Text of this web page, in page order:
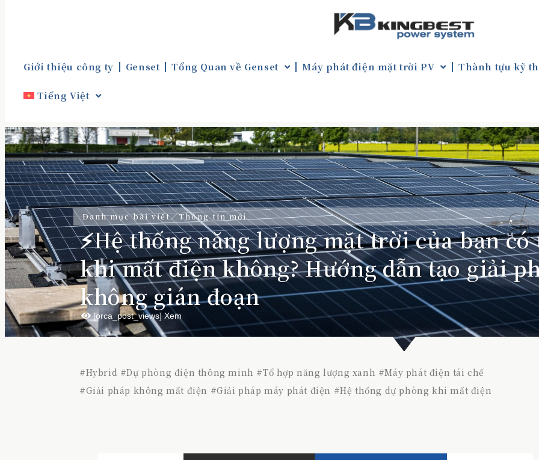
Giới thiệu công ty Genset Tổng Quan về Genset Máy phát điện mặt trời PV Thành tựu kỹ
Tiếng Việt
Danh mục bài viết／Thông tin mới
⚡Hệ thống năng lượng mặt trời của bạn
khi mất điện không? Hướng dẫn tạo giải
không gián đoạn
[orca_post_views] Xem
#Hybrid #Dự phòng điện thông minh #Tổ hợp năng lượng xanh #Máy phát điện tái chế
#Giải pháp không mất điện #Giải pháp máy phát điện #Hệ thống dự phòng khi mất điện